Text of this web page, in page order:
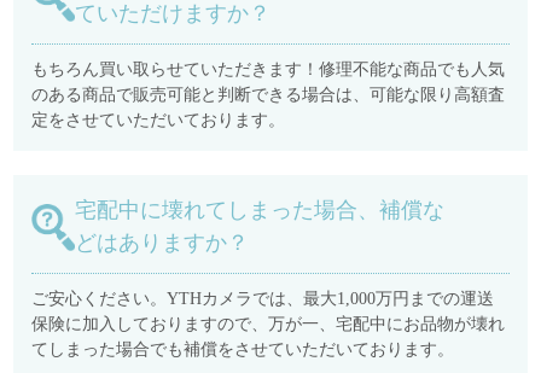
ていただけますか？
もちろん買い取らせていただきます！修理不能な商品でも人気
のある商品で販売可能と判断できる場合は、可能な限り高額査
定をさせていただいております。
宅配中に壊れてしまった場合、補償な
どはありますか？
ご安心ください。YTHカメラでは、最大1,000万円までの運送
保険に加入しておりますので、万が一、宅配中にお品物が壊れ
てしまった場合でも補償をさせていただいております。